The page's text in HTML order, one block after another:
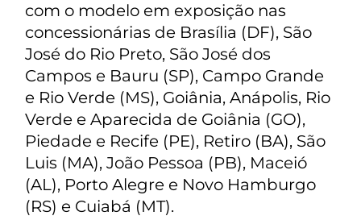
com o modelo em exposição nas
concessionárias de Brasília (DF), São
José do Rio Preto, São José dos
Campos e Bauru (SP), Campo Grande
e Rio Verde (MS), Goiânia, Anápolis, Rio
Verde e Aparecida de Goiânia (GO),
Piedade e Recife (PE), Retiro (BA), São
Luis (MA), João Pessoa (PB), Maceió
(AL), Porto Alegre e Novo Hamburgo
(RS) e Cuiabá (MT).